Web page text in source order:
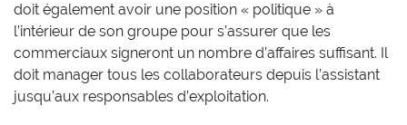
doit également avoir une position « politique » à
l’intérieur de son groupe pour s’assurer que les
commerciaux signeront un nombre d’affaires suffisant. Il
doit manager tous les collaborateurs depuis l’assistant
jusqu’aux responsables d’exploitation.